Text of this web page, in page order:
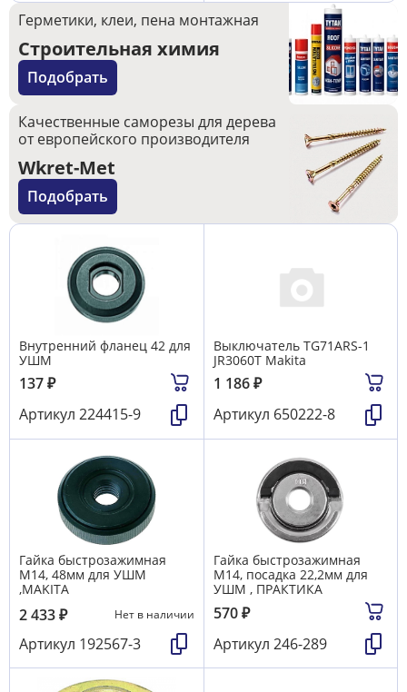
Герметики, клеи, пена монтажная
Строительная химия
Подобрать
Качественные саморезы для дерева
от европейского производителя
Wkret-Met
Подобрать
Внутренний фланец 42 для
УШМ
137₽
Артикул 224415-9
Выключатель TG71ARS-1
JR3060T Makita
1 186₽
Артикул 650222-8
Гайка быстрозажимная
М14, 48мм для УШМ
,MAKITA
2 433₽ Нет в наличии
Артикул 192567-3
Гайка быстрозажимная
М14, посадка 22,2мм для
УШМ , ПРАКТИКА
570₽
Артикул 246-289